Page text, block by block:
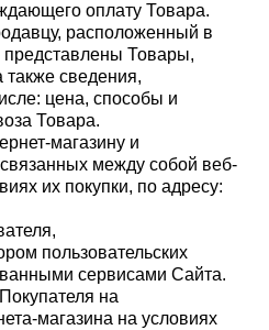
оплату Товара.
расположенный в
представлены Товары,
сведения,
цена, способы и
Товара.
магазину и
между собой веб-
их покупки, по адресу:
пользовательских
сервисами Сайта.
на
магазина на условиях